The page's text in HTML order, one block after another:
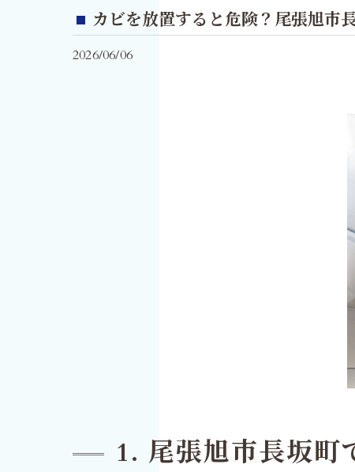
カビを放置すると危険？尾張旭市
2026/06/06
1. 尾張旭市長坂町